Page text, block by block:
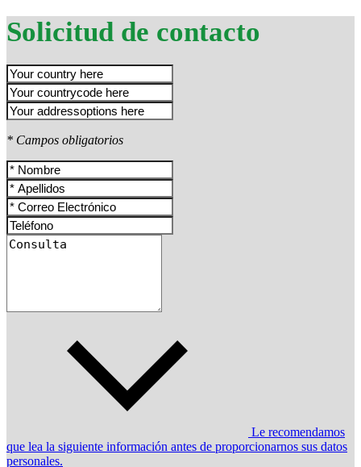
Solicitud de contacto
* Campos obligatorios
Le recomendamos
que lea la siguiente información antes de proporcionarnos sus datos
personales.